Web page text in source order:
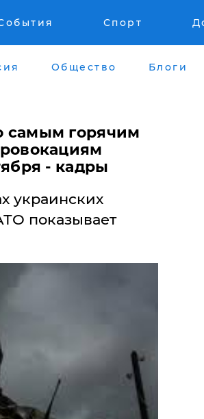
Спорт
Общество Блоги
самым горячим
- кадры
украинских
показывает